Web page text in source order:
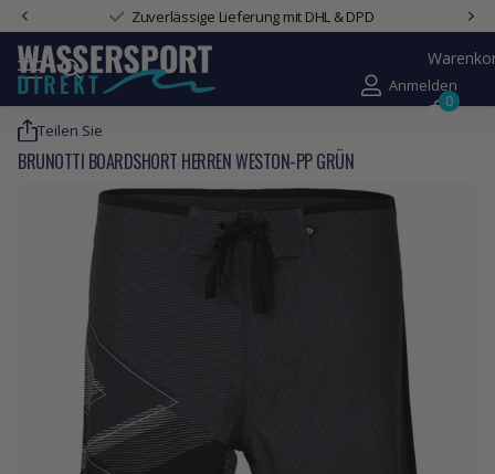
Zuverlässige Lieferung mit DHL & DPD
Anmelden
0
Teilen Sie
BRUNOTTI BOARDSHORT HERREN WESTON-PP GRÜN